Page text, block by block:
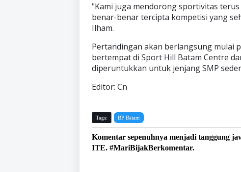
"Kami juga mendorong sportivitas
benar-benar tercipta kompetisi yang
Ilham.
Pertandingan akan berlangsung mulai
bertempat di Sport Hill Batam Centre
diperuntukkan untuk jenjang SMP
Editor: Cn
Tags: BP Batam
Komentar sepenuhnya menjadi tanggung
ITE. #MariBijakBerkomentar.